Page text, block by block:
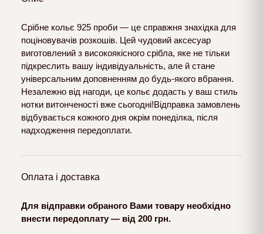
Срібне кольє 925 проби — це справжня знахідка для
поціновувачів розкошів. Цей чудовий аксесуар
виготовлений з високоякісного срібла, яке не тільки
підкреслить вашу індивідуальність, але й стане
універсальним доповненням до будь-якого вбрання.
Незалежно від нагоди, це кольє додасть у ваш стиль
нотки витонченості вже сьогодні!Відправка замовлень
відбувається кожного дня окрім понеділка, після
надходження передоплати.
Оплата і доставка
Для відправки обраного Вами товару необхідно
внести передоплату — від 200 грн.